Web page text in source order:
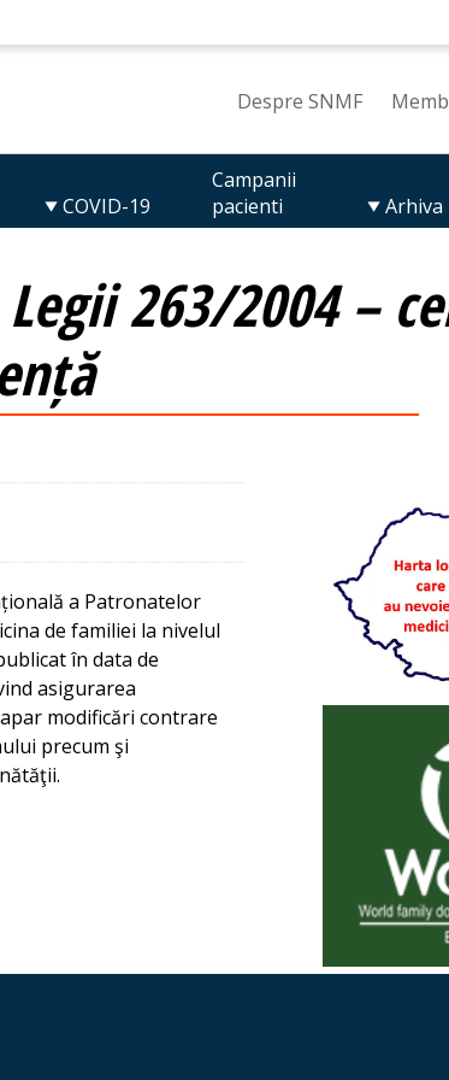
Despre SNMF
COVID-19
Campanii
pacienti
Arhiva
263/2004 –
a Patronatelor
de familiei la nivelul
în data de
asigurarea
modificări contrare
precum şi